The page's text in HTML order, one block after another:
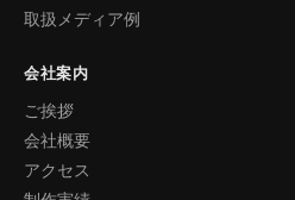
取扱メディア例
会社案内
ご挨拶
会社概要
アクセス